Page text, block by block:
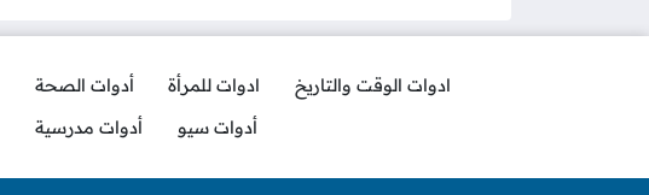
ادوات الوقت والتاريخ ادوات للمرأة أدوات الصحة
أدوات سيو
أدوات مدرسية